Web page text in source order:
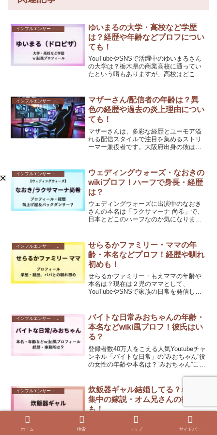
ゆいまるの大学・高校など学歴
は？経歴や年齢などプロフについ
ても！
YouTubeやSNSで活躍中のゆいまるさん
の大学は？栃木県の商業高校に通ってい
たという噂もありますが、高校はどこ？
で、詳しくご紹介していきます。ゆいま
るの大学・高校など...
インフルエンサー・Youtuber
マザーさん/配信者の年齢は？異
色の経歴や過去の炎上理由につい
ても！
マザーさんは、多彩な経歴とユーモア溢
れる配信スタイルで注目を集めるストリ
ーマー兼役者です。大阪府出身の彼は、
力でファンを魅了しています。さらに、
役者として劇...
ウェディングウォーズ・なおきの
wikiプロフ！ハーフで身長・経歴
は？
ウェディングウォーズに出演中のなおき
さんの本名は「ラクサマーナ 尚希」で、
日本とどこのハーフなのか気になります
女との関係についても詳しくご紹介しま
す。テレビでは見...
せらるかファミリー・ママの年
齢・本名などプロフ！経歴や馴れ
初めも！
せらるかファミリー・もえママの年齢や
本名は？現在は２児のママとして、
YouTubeやSNSで家族の日常を発信して
風プロフィールをはじめ、大学や経歴、
推定年収、そし...
インフルエンサー・Youtuber
バイトな日常みおちゃんの年齢・
本名などwiki風プロフ！彼氏はい
る？
登録者数40万人をこえる人気Youtubeチャ
ンネル「バイトな日常」の“みおちゃん”役
の女性の年齢や本名は？”みおちゃん”こと
上、Instagramで22万人以上のフォロワー
を抱える人気インフルエン...
インフルエンサー・Youtuber
炊飯器ギャル結婚してる？名前募
集中の嫁説・オム兄さんの彼女説
も！
炊飯器ギャルさんに「結婚してるの？」
という噂が広がっています。炊飯器ギャ
ホーム 検索 トップ サイドバー